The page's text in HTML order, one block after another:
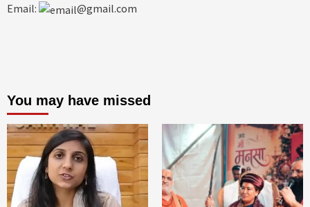
Email:
@gmail.com
You may have missed